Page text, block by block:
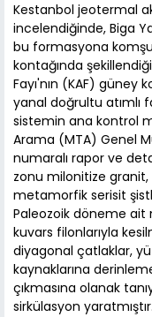
Kestanbol jeotermal
incelendiğinde, Biga
bu formasyona
kontağında
Fayı'nın (KAF) güney
yanal doğrultu atımlı
sistemin ana kontrol
Arama (MTA) Genel
numaralı rapor ve
zonu milonitize
metamorfik serisit
Paleozoik döneme
kuvars filonlarıyla
diyagonal çatlaklar,
kaynaklarına
çıkmasına olanak
sirkülasyon yaratmıştır.